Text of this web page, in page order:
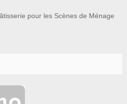
pour les Scènes de Ménage